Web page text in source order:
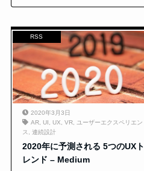
RSS
2020年3月3日
AR, UI UX VR,
ユーザーエクスペリエン
ス
連続設計
2020年に予測される 5つのUXト
レンド – Medium